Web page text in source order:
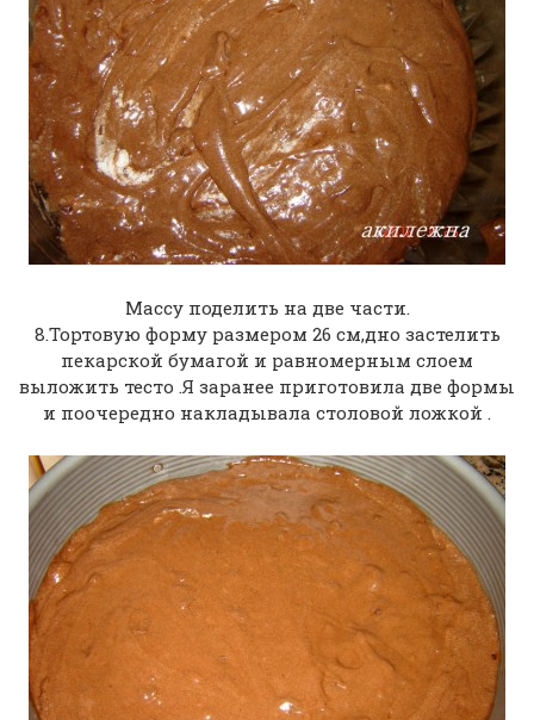
Массу поделить на две части.
8.Тортовую форму размером 26 см,дно застелить
пекарской бумагой и равномерным слоем
выложить тесто .Я заранее приготовила две формы
и поочередно накладывала столовой ложкой .